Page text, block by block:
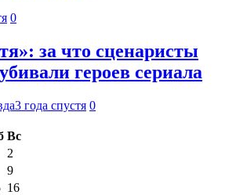
0
за что сценаристы
героев сериала
3 года спустя 0
Вс
2
9
16